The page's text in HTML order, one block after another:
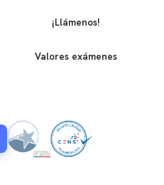
¡Llámenos!
Valores exámenes